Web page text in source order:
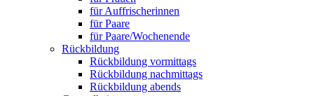
für Auffrischerinnen
für Paare
für Paare/Wochenende
Rückbildung
Rückbildung vormittags
Rückbildung nachmittags
Rückbildung abends